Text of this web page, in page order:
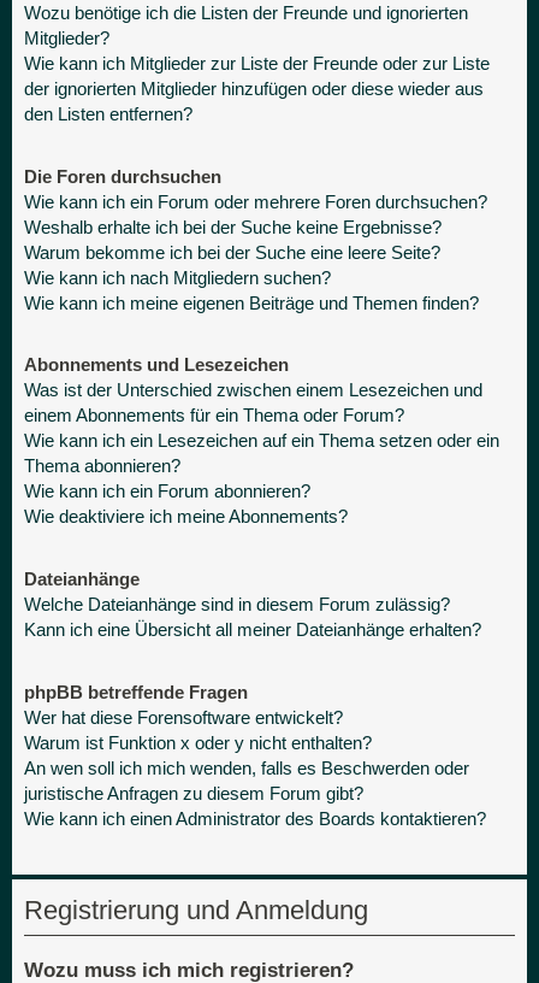
Wozu benötige ich die Listen der Freunde und ignorierten
Mitglieder?
Wie kann ich Mitglieder zur Liste der Freunde oder zur Liste
der ignorierten Mitglieder hinzufügen oder diese wieder aus
den Listen entfernen?
Die Foren durchsuchen
Wie kann ich ein Forum oder mehrere Foren durchsuchen?
Weshalb erhalte ich bei der Suche keine Ergebnisse?
Warum bekomme ich bei der Suche eine leere Seite?
Wie kann ich nach Mitgliedern suchen?
Wie kann ich meine eigenen Beiträge und Themen finden?
Abonnements und Lesezeichen
Was ist der Unterschied zwischen einem Lesezeichen und
einem Abonnements für ein Thema oder Forum?
Wie kann ich ein Lesezeichen auf ein Thema setzen oder ein
Thema abonnieren?
Wie kann ich ein Forum abonnieren?
Wie deaktiviere ich meine Abonnements?
Dateianhänge
Welche Dateianhänge sind in diesem Forum zulässig?
Kann ich eine Übersicht all meiner Dateianhänge erhalten?
phpBB betreffende Fragen
Wer hat diese Forensoftware entwickelt?
Warum ist Funktion x oder y nicht enthalten?
An wen soll ich mich wenden, falls es Beschwerden oder
juristische Anfragen zu diesem Forum gibt?
Wie kann ich einen Administrator des Boards kontaktieren?
Registrierung und Anmeldung
Wozu muss ich mich registrieren?